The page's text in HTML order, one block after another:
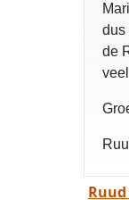
dus
de